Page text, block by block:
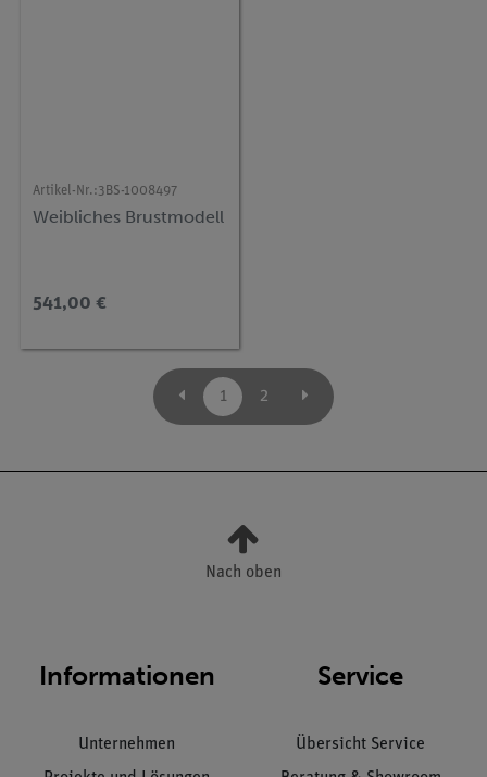
Artikel-Nr.:3BS-1008497
Weibliches Brustmodell
541,00 €
1 2
Nach oben
Informationen
Unternehmen
Service
Übersicht Service